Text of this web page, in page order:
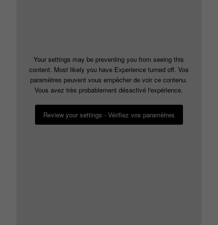
Your settings may be preventing you from seeing this
content. Most likely you have Experience turned off. Vos
paramètres peuvent vous empêcher de voir ce contenu.
Vous avez très probablement désactivé l'expérience.
Review your settings - Vérifiez vos paramètres